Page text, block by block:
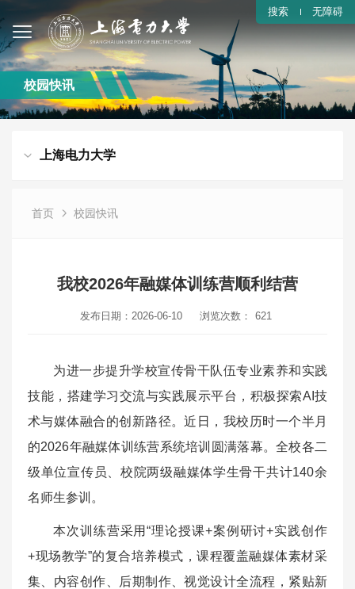
无障碍
搜索
校园快讯
上海电力大学
首页 校园快讯
我校2026年融媒体训练营顺利结营
发布日期：2026-06-10 浏览次数： 621
为进一步提升学校宣传骨干队伍专业素养和实践
技能，搭建学习交流与实践展示平台，积极探索AI技
术与媒体融合的创新路径。近日，我校历时一个半月
的2026年融媒体训练营系统培训圆满落幕。全校各二
级单位宣传员、校院两级融媒体学生骨干共计140余
名师生参训。
本次训练营采用“理论授课+案例研讨+实践创作
+现场教学”的复合培养模式，课程覆盖融媒体素材采
集、内容创作、后期制作、视觉设计全流程，紧贴新